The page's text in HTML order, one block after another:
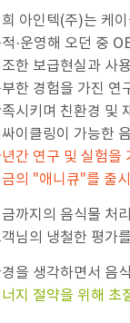
아인텍(주)는 케
·운영해 오던 중
한 보급현실과 사
한 경험을 가진 연
시키며 친환경 및
이클링이 가능한
간 연구 및 실험을
의 "애니큐"를 출
까지의 음식물 처
님의 냉철한 평가
을 생각하면서 음
너지 절약을 위해 초